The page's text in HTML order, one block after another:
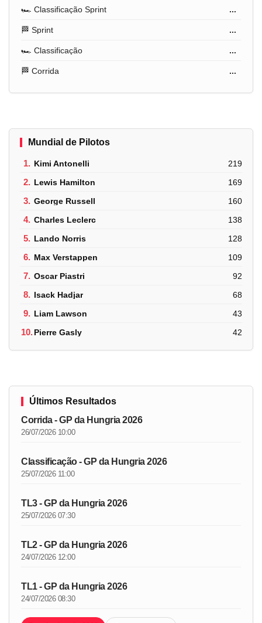
🏎️ Classificação Sprint ...
🏁 Sprint ...
🏎️ Classificação ...
🏁 Corrida ...
Mundial de Pilotos
1. Kimi Antonelli 219
2. Lewis Hamilton 169
3. George Russell 160
4. Charles Leclerc 138
5. Lando Norris 128
6. Max Verstappen 109
7. Oscar Piastri 92
8. Isack Hadjar 68
9. Liam Lawson 43
10.Pierre Gasly 42
Últimos Resultados
Corrida - GP da Hungria 2026
26/07/2026 10:00
Classificação - GP da Hungria 2026
25/07/2026 11:00
TL3 - GP da Hungria 2026
25/07/2026 07:30
TL2 - GP da Hungria 2026
24/07/2026 12:00
TL1 - GP da Hungria 2026
24/07/2026 08:30